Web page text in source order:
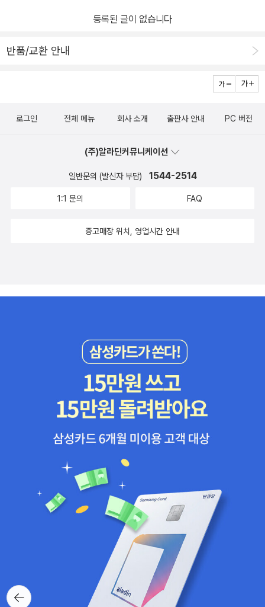
등록된 글이 없습니다
반품/교환 안내
뒤로가
기
로그인 전체 메뉴 회사 소개 출판사 안내 PC 버전
(주)알라딘커뮤니케이션
일반문의 (발신자 부담) 1544-2514
1:1 문의 FAQ
중고매장 위치, 영업시간 안내